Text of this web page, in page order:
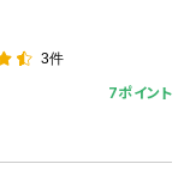
3件
7ポイント